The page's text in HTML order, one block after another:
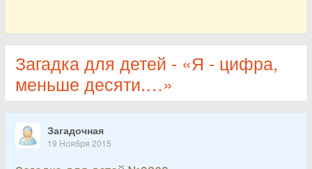
Загадка для детей - «Я - цифра,
меньше десяти.…»
Загадочная
19 Ноября 2015